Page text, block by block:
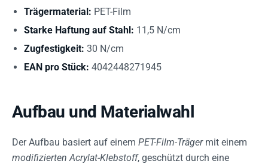
Trägermaterial: PET-Film
Starke Haftung auf Stahl: 11,5 N/cm
Zugfestigkeit: 30 N/cm
EAN pro Stück: 4042448271945
Aufbau und Materialwahl
Der Aufbau basiert auf einem PET-Film-Trägermit einem
modifizierten Acrylat-Klebstoff, geschützt durch eine